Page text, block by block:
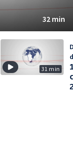
32 min
31 min